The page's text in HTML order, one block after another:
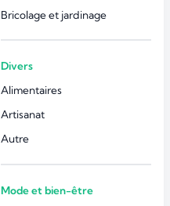
Bricolage et jardinage
Divers
Alimentaires
Artisanat
Autre
Mode et bien-être